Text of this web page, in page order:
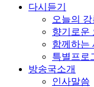
다시듣기
오늘의 강
향기로운
함께하는
특별프로
방송국소개
인사말씀